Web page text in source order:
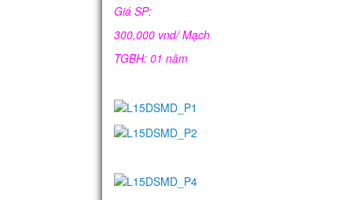
Giá SP:
300,000 vnd/ Mạch
TGBH: 01 năm